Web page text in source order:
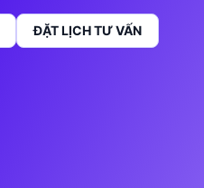
ĐẶT LỊCH TƯ VẤN